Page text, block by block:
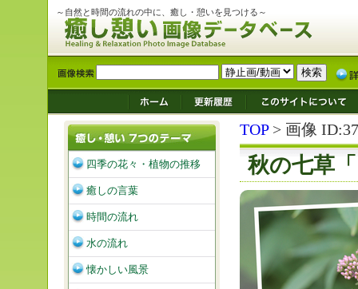
～自然と時間の流れの中に、癒し・憩いを見つける～
TOP> 画像
秋の七草
四季の花々・植物の推移
癒しの言葉
時間の流れ
水の流れ
懐かしい風景